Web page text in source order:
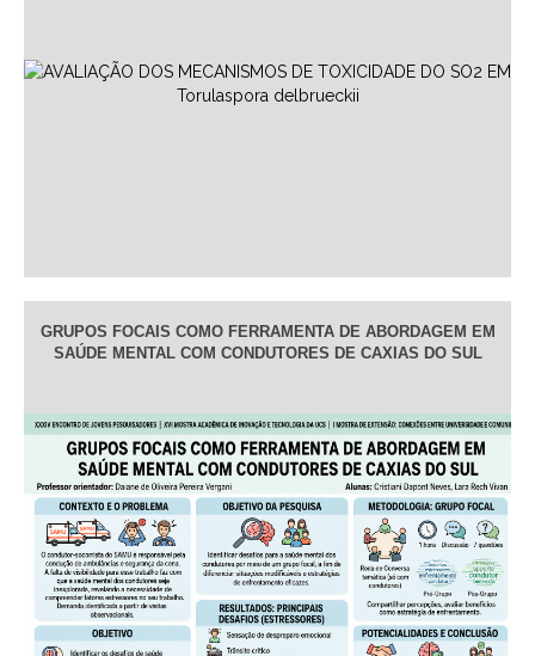
GRUPOS FOCAIS COMO FERRAMENTA DE ABORDAGEM EM
SAÚDE MENTAL COM CONDUTORES DE CAXIAS DO SUL